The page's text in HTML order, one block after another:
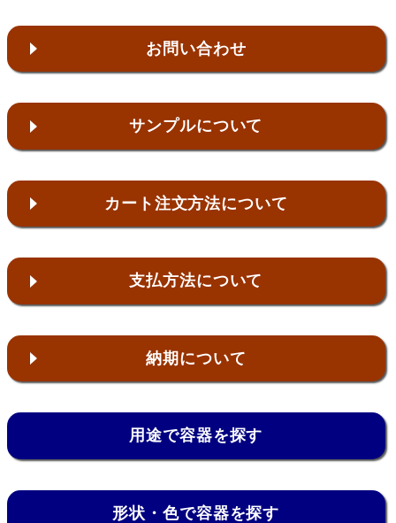
お問い合わせ
サンプルについて
カート注文方法について
支払方法について
納期について
用途で容器を探す
形状・色で容器を探す